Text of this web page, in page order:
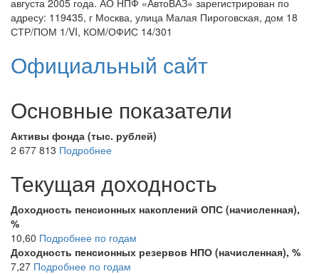
августа 2005 года. АО НПФ «АвтоВАЗ» зарегистрирован по
адресу: 119435, г Москва, улица Малая Пироговская, дом 18
СТР/ПОМ 1/VI, КОМ/ОФИС 14/301
Официальный сайт
Основные показатели
Активы фонда (тыс. рублей)
2 677 813 Подробнее
Текущая доходность
Доходность пенсионных накоплений ОПС (начисленная),
%
10,60 Подробнее по годам
Доходность пенсионных резервов НПО (начисленная), %
7,27 Подробнее по годам